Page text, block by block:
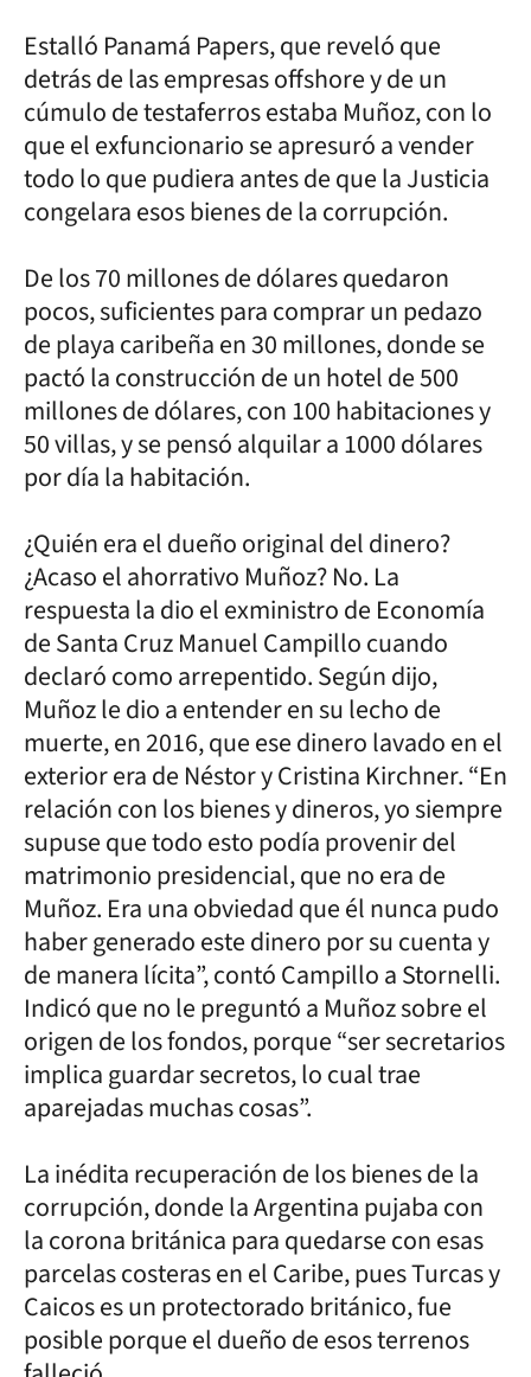
Estalló Panamá Papers, que reveló que
detrás de las empresas offshore y de un
cúmulo de testaferros estaba Muñoz, con lo
que el exfuncionario se apresuró a vender
todo lo que pudiera antes de que la Justicia
congelara esos bienes de la corrupción.
De los 70 millones de dólares quedaron
pocos, suficientes para comprar un pedazo
de playa caribeña en 30 millones, donde se
pactó la construcción de un hotel de 500
millones de dólares, con 100 habitaciones y
50 villas, y se pensó alquilar a 1000 dólares
por día la habitación.
¿Quién era el dueño original del dinero?
¿Acaso el ahorrativo Muñoz? No. La
respuesta la dio el exministro de Economía
de Santa Cruz Manuel Campillo cuando
declaró como arrepentido. Según dijo,
Muñoz le dio a entender en su lecho de
muerte, en 2016, que ese dinero lavado en el
exterior era de Néstor y Cristina Kirchner. “En
relación con los bienes y dineros, yo siempre
supuse que todo esto podía provenir del
matrimonio presidencial, que no era de
Muñoz. Era una obviedad que él nunca pudo
haber generado este dinero por su cuenta y
de manera lícita”, contó Campillo a Stornelli.
Indicó que no le preguntó a Muñoz sobre el
origen de los fondos, porque “ser secretarios
implica guardar secretos, lo cual trae
aparejadas muchas cosas”.
La inédita recuperación de los bienes de la
corrupción, donde la Argentina pujaba con
la corona británica para quedarse con esas
parcelas costeras en el Caribe, pues Turcas y
Caicos es un protectorado británico, fue
posible porque el dueño de esos terrenos